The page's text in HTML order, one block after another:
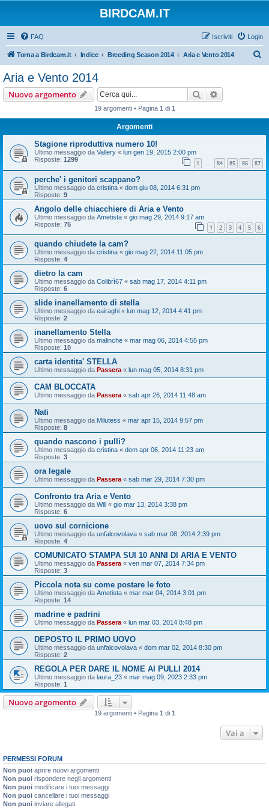
BIRDCAM.IT
FAQ Login
Iscriviti
Torna a Birdcam.it Indice Breeding Season 2014 Aria e Vento 2014
Aria e Vento 2014
Nuovo argomento Cerca
19 argomenti • Pagina 1 di 1
Argomenti
Stagione riproduttiva numero 10!
Ultimo messaggio da Vallery « lun gen 19, 2015 2:00 pm
Risposte: 1299 1 … 84 85 86 87
perche' i genitori scappano?
Ultimo messaggio da cristina « dom giu 08, 2014 6:31 pm
Risposte: 9
Angolo delle chiacchiere di Aria e Vento
Ultimo messaggio da Ametista « gio mag 29, 2014 9:17 am
Risposte: 75 1 2 3 4 5 6
quando chiudete la cam?
Ultimo messaggio da cristina « gio mag 22, 2014 11:05 pm
Risposte: 4
dietro la cam
Ultimo messaggio da Colibrì67 « sab mag 17, 2014 4:11 pm
Risposte: 6
slide inanellamento di stella
Ultimo messaggio da eairaghi « lun mag 12, 2014 4:41 pm
Risposte: 2
inanellamento Stella
Ultimo messaggio da malinche « mar mag 06, 2014 4:55 pm
Risposte: 10
carta identita' STELLA
Ultimo messaggio da Passera « lun mag 05, 2014 8:31 pm
CAM BLOCCATA
Ultimo messaggio da Passera « sab apr 26, 2014 11:48 am
Nati
Ultimo messaggio da Milutess « mar apr 15, 2014 9:57 pm
Risposte: 8
quando nascono i pulli?
Ultimo messaggio da cristina « dom apr 06, 2014 11:23 am
Risposte: 3
ora legale
Ultimo messaggio da Passera « sab mar 29, 2014 7:30 pm
Confronto tra Aria e Vento
Ultimo messaggio da Will « gio mar 13, 2014 3:38 pm
Risposte: 6
uovo sul cornicione
Ultimo messaggio da unfalcovolava « sab mar 08, 2014 2:39 pm
Risposte: 4
COMUNICATO STAMPA SUI 10 ANNI DI ARIA E VENTO
Ultimo messaggio da Passera « ven mar 07, 2014 7:34 pm
Risposte: 3
Piccola nota su come postare le foto
Ultimo messaggio da Ametista « mar mar 04, 2014 3:01 pm
Risposte: 14
madrine e padrini
Ultimo messaggio da Passera « lun mar 03, 2014 8:48 pm
DEPOSTO IL PRIMO UOVO
Ultimo messaggio da unfalcovolava « dom mar 02, 2014 8:30 pm
Risposte: 2
REGOLA PER DARE IL NOME AI PULLI 2014
Ultimo messaggio da laura_23 « mar mag 09, 2023 2:33 pm
Risposte: 1
Nuovo argomento
19 argomenti • Pagina 1 di 1
Vai a
PERMESSI FORUM
Non puoi aprire nuovi argomenti
Non puoi rispondere negli argomenti
Non puoi modificare i tuoi messaggi
Non puoi cancellare i tuoi messaggi
Non puoi inviare allegati